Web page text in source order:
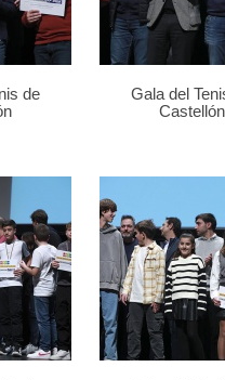
de
Gala del
Castellón